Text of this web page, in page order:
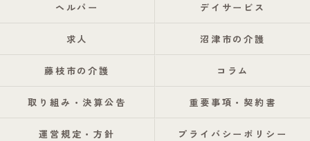
ヘルパー デイサービス
求人 沼津市の介護
藤枝市の介護 コラム
取り組み・決算公告 重要事項・契約書
運営規定・方針 プライバシーポリシー